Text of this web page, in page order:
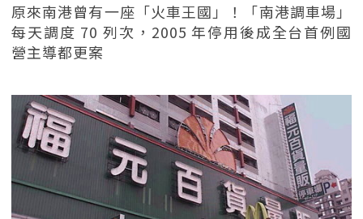
原來南港曾有一座「火車王國」！「南港調車場」
每天調度 70 列次，2005 年停用後成全台首例國
營主導都更案